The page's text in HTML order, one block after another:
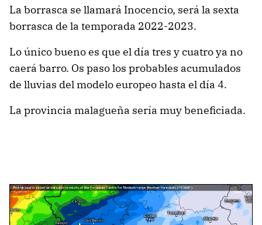
La borrasca se llamará Inocencio, será la sexta
borrasca de la temporada 2022-2023.
Lo único bueno es que el día tres y cuatro ya no
caerá barro. Os paso los probables acumulados
de lluvias del modelo europeo hasta el día 4.
La provincia malagueña sería muy beneficiada.